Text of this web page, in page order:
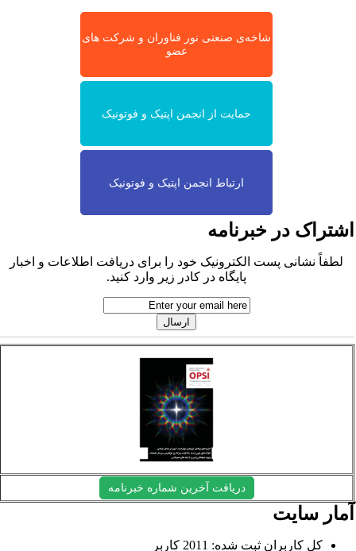
شاخه‌ی صنعتی نور فناوران و شرکت های
عضو
حمایت از انجمن اپتیک و فوتونیک
ارتباط انجمن اپتیک و فوتونیک
در خبرنامه
لطفاً نشانی پست الکترونیک خود را برای دریافت اطلاعات و اخبار
پایگاه در کادر زیر وارد کنید.
دریافت آخرین شماره خبرنامه
سایت
کل کاربران ثبت شده: 2011 کاربر